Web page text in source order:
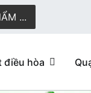
...
trí, đèn
điều hòa